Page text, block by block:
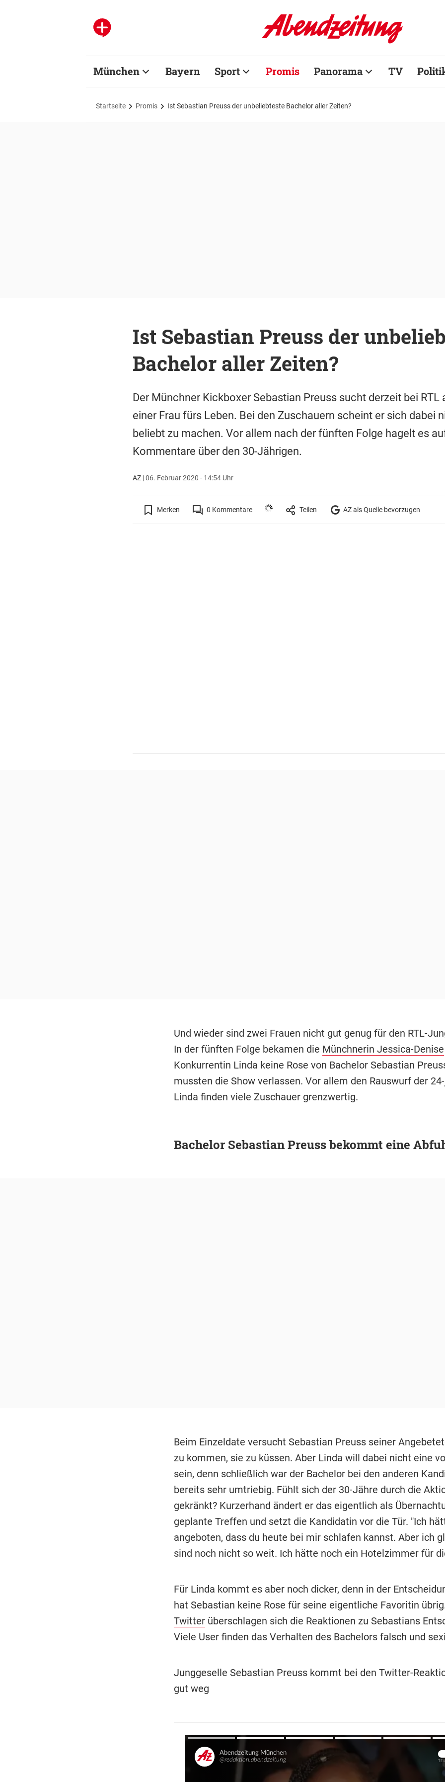
München Bayern Sport Promis Panorama TV
Startseite Promis Ist Sebastian Preuss der unbeliebteste Bachelor aller Zeiten?
Ist Sebastian Preuss der
Bachelor aller Zeiten?
Der Münchner Kickboxer Sebastian Preuss sucht derzeit bei RTL
einer Frau fürs Leben. Bei den Zuschauern scheint er sich dabei
beliebt zu machen. Vor allem nach der fünften Folge hagelt es
Kommentare über den 30-Jährigen.
AZ|06. Februar 2020 - 14:54 Uhr
Merken 0 Kommentare Teilen AZ als Quelle bevorzugen
Und wieder sind zwei Frauen nicht gut genug für den RTL-
In der fünften Folge bekamen die Münchnerin Jessica-Denise
Konkurrentin Linda keine Rose von Bachelor Sebastian
mussten die Show verlassen. Vor allem den Rauswurf der
Linda finden viele Zuschauer grenzwertig.
Bachelor Sebastian Preuss bekommt eine
Beim Einzeldate versucht Sebastian Preuss seiner
zu kommen, sie zu küssen. Aber Linda will dabei nicht eine
sein, denn schließlich war der Bachelor bei den anderen
bereits sehr umtriebig. Fühlt sich der 30-Jähre durch die
gekränkt? Kurzerhand ändert er das eigentlich als
geplante Treffen und setzt die Kandidatin vor die Tür. "Ich
angeboten, dass du heute bei mir schlafen kannst. Aber ich
sind noch nicht so weit. Ich hätte noch ein Hotelzimmer für
Für Linda kommt es aber noch dicker, denn in der
hat Sebastian keine Rose für seine eigentliche Favoritin
Twitterüberschlagen sich die Reaktionen zu Sebastians
Viele User finden das Verhalten des Bachelors falsch und
Junggeselle Sebastian Preuss kommt bei den Twitter-
gut weg